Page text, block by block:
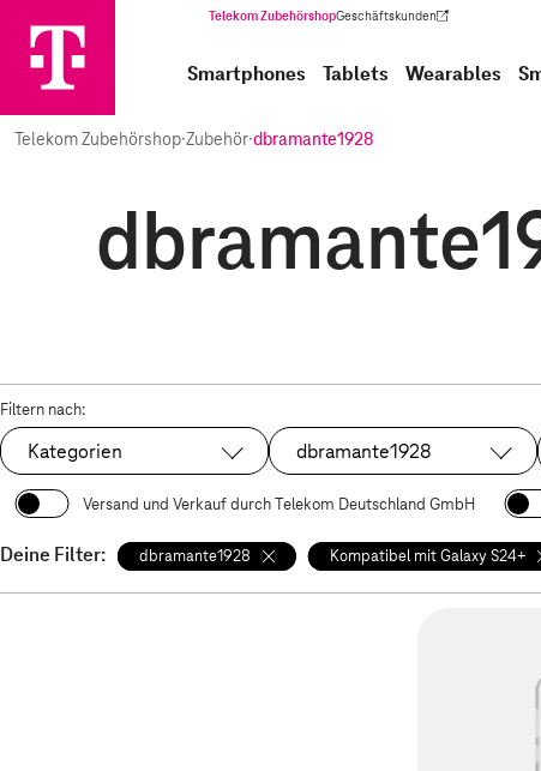
Telekom ZubehörshopGeschäftskunden
(Wird in einem neuen Tab geöffnet)
Smartphones Tablets Wearables
Telekom Zubehörshop·Zubehör·dbramante1928
Filtern nach:
Kategorien Ausgewählt:
dbramante1928
Versand und Verkauf durch Telekom Deutschland GmbH
Deine Filter: dbramante1928 Kompatibel mit Galaxy S24+